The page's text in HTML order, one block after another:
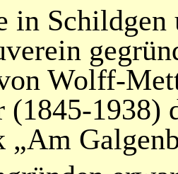
in
Wolff-
(1845-1938)
„Am